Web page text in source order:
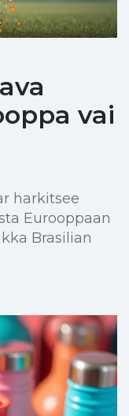
vai
harkitsee
Eurooppaan
Brasilian